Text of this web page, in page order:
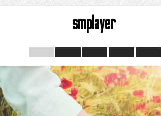
smplayer